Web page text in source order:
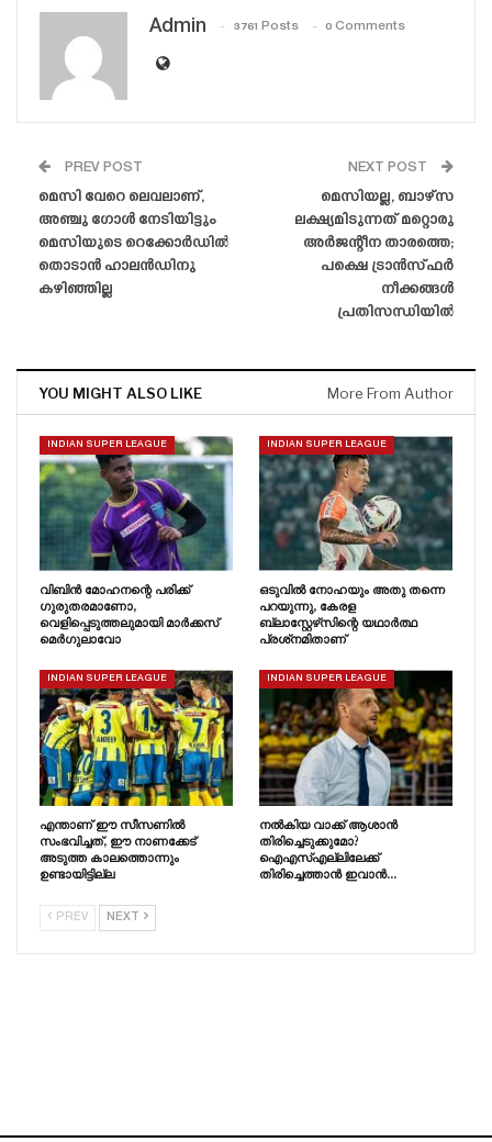
Admin 3761 Posts 0 Comments
PREV POST
മെസി വേറെ ലെവലാണ്,
അഞ്ചു ഗോൾ നേടിയിട്ടും
മെസിയുടെ റെക്കോർഡിൽ
തൊടാൻ ഹാലൻഡിനു
കഴിഞ്ഞില്ല
NEXT POST
മെസിയല്ല, ബാഴ്‌സ
ലക്ഷ്യമിടുന്നത് മറ്റൊരു
അർജന്റീന താരത്തെ;
പക്ഷെ ട്രാൻസ്‌ഫർ
നീക്കങ്ങൾ
പ്രതിസന്ധിയിൽ
YOU MIGHT ALSO LIKE More From Author
INDIAN SUPER LEAGUE
വിബിൻ മോഹനന്റെ പരിക്ക്
ഗുരുതരമാണോ,
വെളിപ്പെടുത്തലുമായി മാർക്കസ്
മെർഗുലാവോ
INDIAN SUPER LEAGUE
ഒടുവിൽ നോഹയും അതു തന്നെ
പറയുന്നു, കേരള
ബ്ലാസ്റ്റേഴ്‌സിന്റെ യഥാർത്ഥ
പ്രശ്‌നമിതാണ്
INDIAN SUPER LEAGUE
എന്താണ് ഈ സീസണിൽ
സംഭവിച്ചത്, ഈ നാണക്കേട്
അടുത്ത കാലത്തൊന്നും
ഉണ്ടായിട്ടില്ല
INDIAN SUPER LEAGUE
നൽകിയ വാക്ക് ആശാൻ
തിരിച്ചെടുക്കുമോ?
ഐഎസ്എല്ലിലേക്ക്
തിരിച്ചെത്താൻ ഇവാൻ…
PREV NEXT